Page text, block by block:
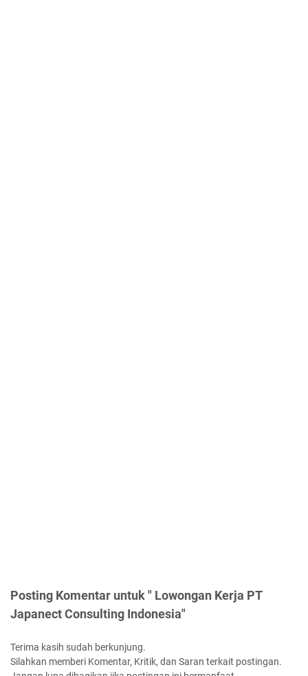
Posting Komentar untuk " Lowongan Kerja PT
Japanect Consulting Indonesia"
Terima kasih sudah berkunjung.
Silahkan memberi Komentar, Kritik, dan Saran terkait postingan.